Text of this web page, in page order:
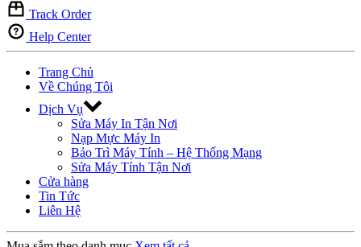
Track Order
Help Center
Trang Chủ
Về Chúng Tôi
Dịch Vụ
Sửa Máy In Tận Nơi
Nạp Mực Máy In
Bảo Trì Máy Tính – Hệ Thống Mạng
Sửa Máy Tính Tận Nơi
Cửa hàng
Tin Tức
Liên Hệ